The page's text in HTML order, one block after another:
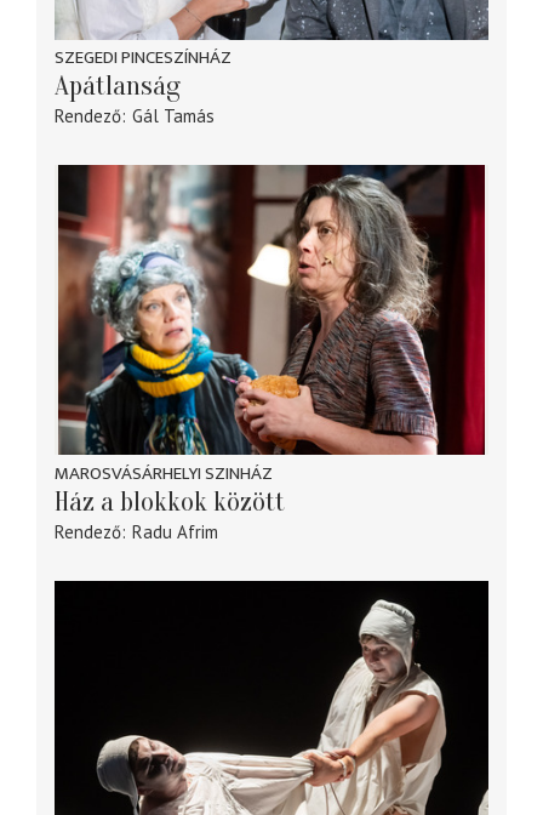
SZEGEDI PINCESZÍNHÁZ
Apátlanság
Rendező Gál Tamás
MAROSVÁSÁRHELYI SZINHÁZ
Ház a blokkok között
Rendező Radu Afrim